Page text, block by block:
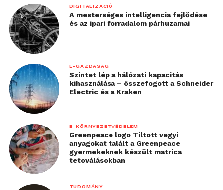
DIGITALIZÁCIÓ
A mesterséges intelligencia fejlődése
és az ipari forradalom párhuzamai
E-GAZDASÁG
Szintet lép a hálózati kapacitás
kihasználása – összefogott a Schneider
Electric és a Kraken
E-KÖRNYEZETVÉDELEM
Greenpeace logo Tiltott vegyi
anyagokat talált a Greenpeace
gyermekeknek készült matrica
tetoválásokban
TUDOMÁNY